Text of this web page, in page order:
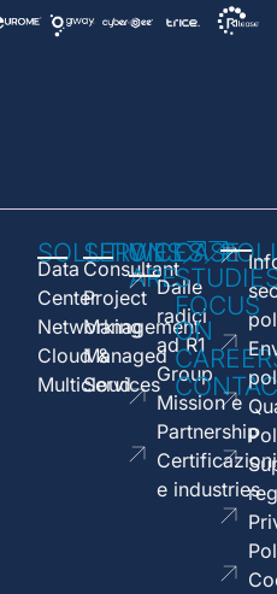
SOLUTIONS
Data
Center
Networking
Cloud &
Multicloud
SERVICES
Consultant
Project
Management
Managed
Services
WE
AREDalle
radici
ad R1
Group
Mission e
Partnership
Certificazioni
e industries
CASE
FOCUS
ON